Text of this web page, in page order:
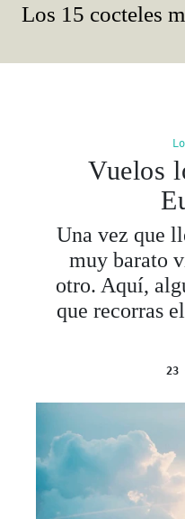
Los 15 cocteles
Vuelos
Una vez que
muy barato
otro. Aquí,
que recorras
23